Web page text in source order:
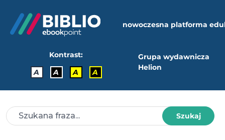
nowoczesna platforma
Kontrast:
A
A A A
Grupa wydawnicza
Helion
Szukaj